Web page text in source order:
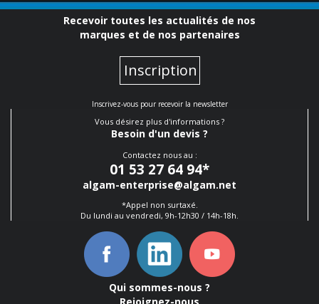
Recevoir toutes les actualités de nos
marques et de nos partenaires
Inscription
Inscrivez-vous pour recevoir la newsletter
Vous désirez plus d'informations ?
Besoin d'un devis ?
Contactez nous au :
01 53 27 64 94*
algam-enterprise@algam.net
*Appel non surtaxé.
Du lundi au vendredi, 9h-12h30 / 14h-18h.
Qui sommes-nous ?